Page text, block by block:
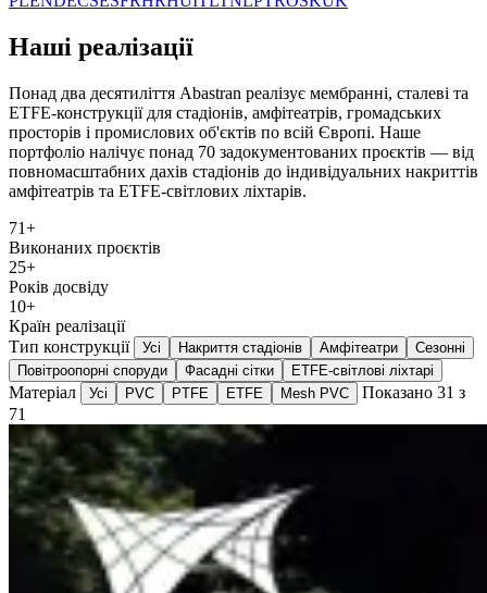
Наші реалізації
Понад два десятиліття Abastran реалізує мембранні, сталеві та
ETFE-конструкції для стадіонів, амфітеатрів, громадських
просторів і промислових об'єктів по всій Європі. Наше
портфоліо налічує понад 70 задокументованих проєктів — від
повномасштабних дахів стадіонів до індивідуальних накриттів
амфітеатрів та ETFE-світлових ліхтарів.
71+
Виконаних проєктів
25+
Років досвіду
10+
Країн реалізації
Тип конструкції
Усі Накриття стадіонів Амфітеатри
Сезонні
Повітроопорні споруди
Фасадні сітки ETFE-світлові ліхтарі
Матеріал Усі PVC PTFE ETFE Mesh PVC
Показано 31 з
71